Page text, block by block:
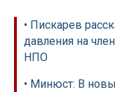
• Пискарев
давления на
НПО
• Минюст: В